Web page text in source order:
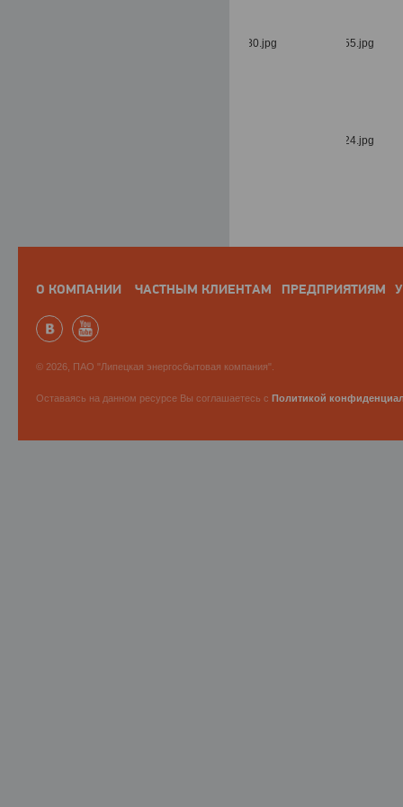
О КОМПАНИИ ЧАСТНЫМ КЛИЕНТАМ ПРЕДПРИЯТИЯМ
© 2026, ПАО "Липецкая энергосбытовая компания".
Оставаясь на данном ресурсе Вы соглашаетесь с Политикой